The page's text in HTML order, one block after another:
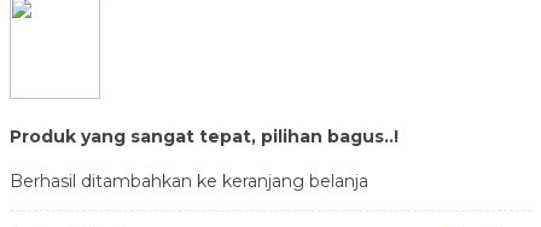
Produk yang sangat tepat, pilihan bagus..!
Berhasil ditambahkan ke keranjang belanja